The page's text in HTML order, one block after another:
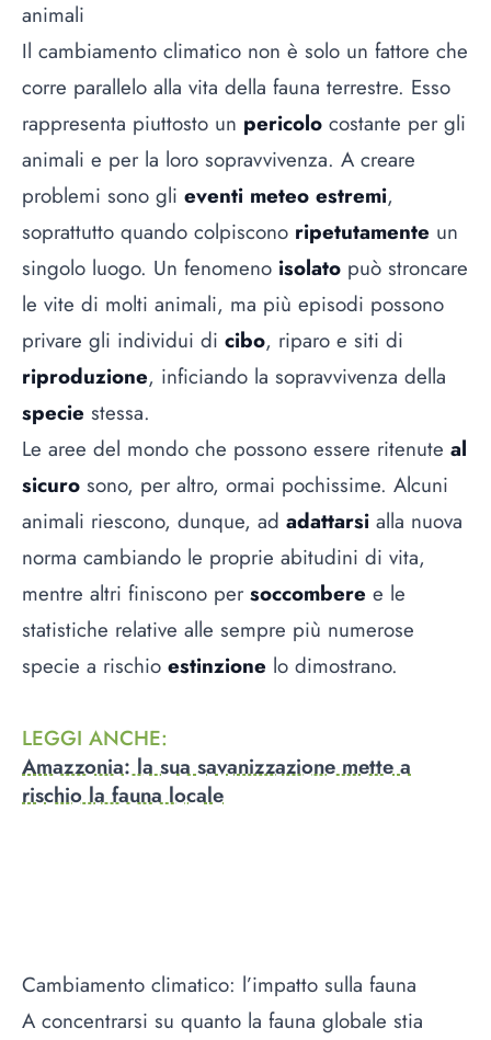
animali
Il cambiamento climatico non è solo un fattore che
corre parallelo alla vita della fauna terrestre. Esso
rappresenta piuttosto un pericolo costante per gli
animali e per la loro sopravvivenza. A creare
problemi sono gli eventi meteo estremi,
soprattutto quando colpiscono ripetutamente un
singolo luogo. Un fenomeno isolato può stroncare
le vite di molti animali, ma più episodi possono
privare gli individui di cibo, riparo e siti di
riproduzione, inficiando la sopravvivenza della
specie stessa.
Le aree del mondo che possono essere ritenute al
sicuro sono, per altro, ormai pochissime. Alcuni
animali riescono, dunque, ad adattarsi alla nuova
norma cambiando le proprie abitudini di vita,
mentre altri finiscono per soccombere e le
statistiche relative alle sempre più numerose
specie a rischio estinzione lo dimostrano.
LEGGI ANCHE:
Amazzonia: la sua savanizzazione mette a
rischio la fauna locale
Cambiamento climatico: l’impatto sulla fauna
A concentrarsi su quanto la fauna globale stia